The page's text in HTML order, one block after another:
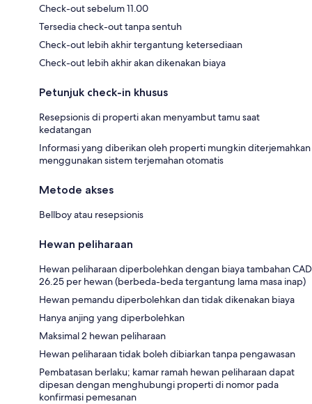
Check-out sebelum 11.00
Tersedia check-out tanpa sentuh
Check-out lebih akhir tergantung ketersediaan
Check-out lebih akhir akan dikenakan biaya
Petunjuk check-in khusus
Resepsionis di properti akan menyambut tamu saat
kedatangan
Informasi yang diberikan oleh properti mungkin diterjemahkan
menggunakan sistem terjemahan otomatis
Metode akses
Bellboy atau resepsionis
Hewan peliharaan
Hewan peliharaan diperbolehkan dengan biaya tambahan CAD
26.25 per hewan (berbeda-beda tergantung lama masa inap)
Hewan pemandu diperbolehkan dan tidak dikenakan biaya
Hanya anjing yang diperbolehkan
Maksimal 2 hewan peliharaan
Hewan peliharaan tidak boleh dibiarkan tanpa pengawasan
Pembatasan berlaku; kamar ramah hewan peliharaan dapat
dipesan dengan menghubungi properti di nomor pada
konfirmasi pemesanan